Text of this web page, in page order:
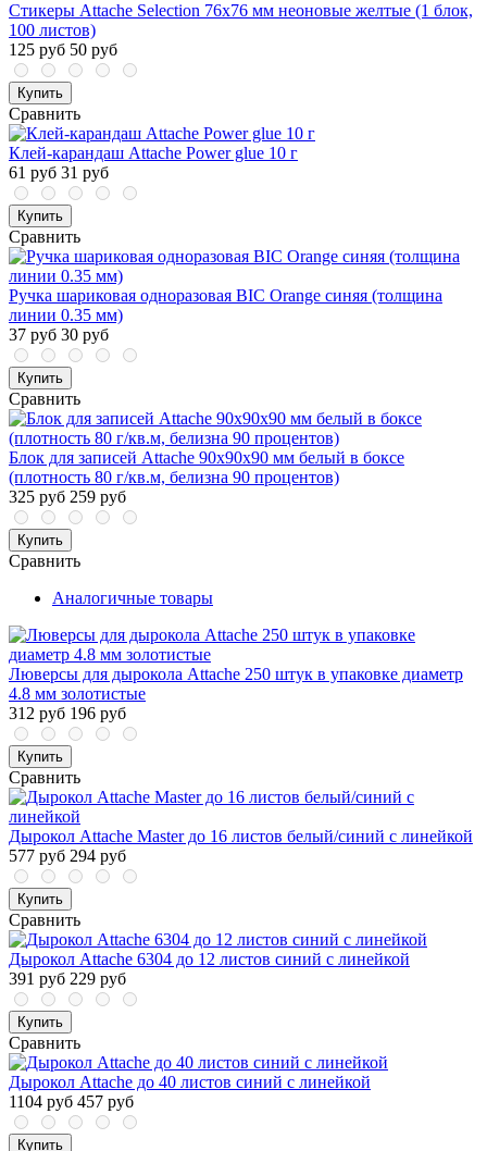
Стикеры Attache Selection 76x76 мм неоновые желтые (1 блок,
100 листов)
125 руб 50 руб
Купить
Сравнить
Клей-карандаш Attache Power glue 10 г
61 руб 31 руб
Купить
Сравнить
Ручка шариковая одноразовая BIC Orange синяя (толщина
линии 0.35 мм)
37 руб 30 руб
Купить
Сравнить
Блок для записей Attache 90x90x90 мм белый в боксе
(плотность 80 г/кв.м, белизна 90 процентов)
325 руб 259 руб
Купить
Сравнить
Аналогичные товары
Люверсы для дырокола Attache 250 штук в упаковке диаметр
4.8 мм золотистые
312 руб 196 руб
Купить
Сравнить
Дырокол Attache Master до 16 листов белый/синий с линейкой
577 руб 294 руб
Купить
Сравнить
Дырокол Attache 6304 до 12 листов синий с линейкой
391 руб 229 руб
Купить
Сравнить
Дырокол Attache до 40 листов синий с линейкой
1104 руб 457 руб
Купить